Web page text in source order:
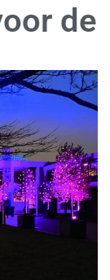
de